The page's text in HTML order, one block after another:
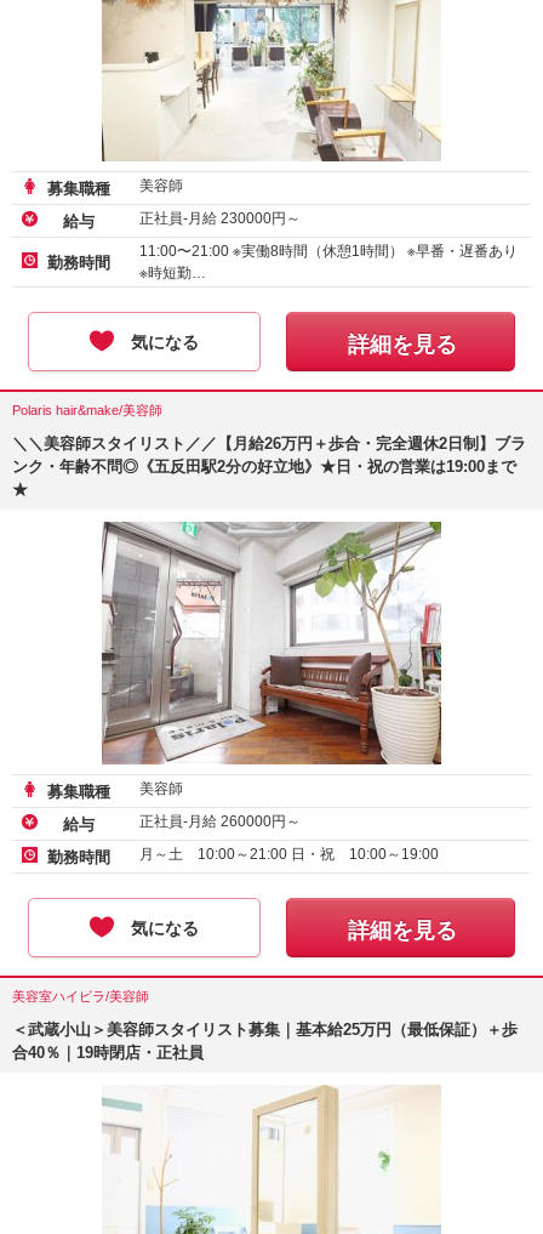
募集職種 美容師
給与 正社員-月給 230000円～
勤務時間
11:00〜21:00 ※実働8時間（休憩1時間） ※早番・遅番あり
※時短勤…
気になる 詳細を見る
Polaris hair&make/美容師
＼＼美容師スタイリスト／／【月給26万円＋歩合・完全週休2日制】ブラ
ンク・年齢不問◎《五反田駅2分の好立地》★日・祝の営業は19:00まで
★
募集職種 美容師
給与 正社員-月給 260000円～
勤務時間 月～土 10:00～21:00 日・祝 10:00～19:00
気になる 詳細を見る
美容室ハイビラ/美容師
＜武蔵小山＞美容師スタイリスト募集｜基本給25万円（最低保証）＋歩
合40％｜19時閉店・正社員